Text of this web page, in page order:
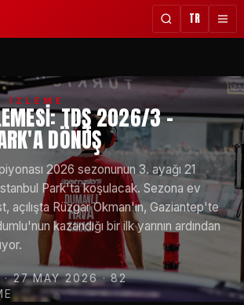
TR
İZLEME
TDŞ 2026/3 -
DÖNÜŞ
2026 sezonunun 3. ayağı 21
Park'ta koşulacak. Sezona ev
açılışta Rüzgar Okman'ın, Gaziantep'te
kazandığı bir ilk yarının ardından
· 27 MAY 2026 · 82